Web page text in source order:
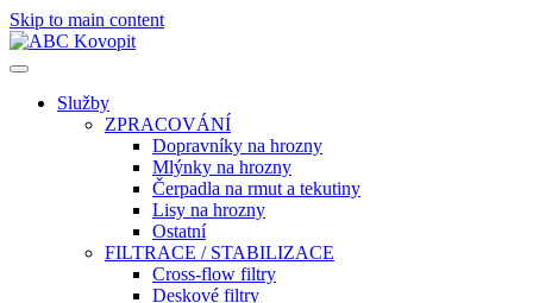
Skip to main content
Služby
ZPRACOVÁNÍ
Dopravníky na hrozny
Mlýnky na hrozny
Čerpadla na rmut a tekutiny
Lisy na hrozny
Ostatní
FILTRACE / STABILIZACE
Cross-flow filtry
Deskové filtry